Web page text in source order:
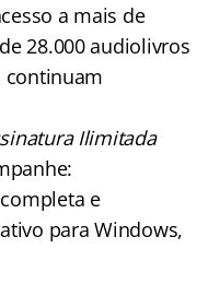
a mais de
28.000 audiolivros
continuam
Ilimitada
e
para Windows,